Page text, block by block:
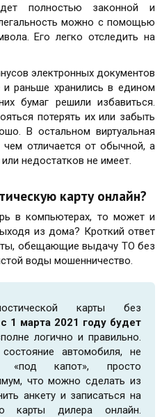
полностью законной и
можно с помощью
Его легко отследить на
электронных документов
раньше хранились в едином
бумаг решили избавиться.
потерять их или забыть
В остальном виртуальная
чем отличается от обычной, а
недостатков не имеет.
карту онлайн?
в компьютерах, то может и
из дома? Кроткий ответ
обещающие выдачу ТО без
воды мошенничество.
карты без
с 1 марта 2021 году будет
логично и правильно.
автомобиля, не
«под капот», просто
что можно сделать из
анкету и записаться на
дилера онлайн.